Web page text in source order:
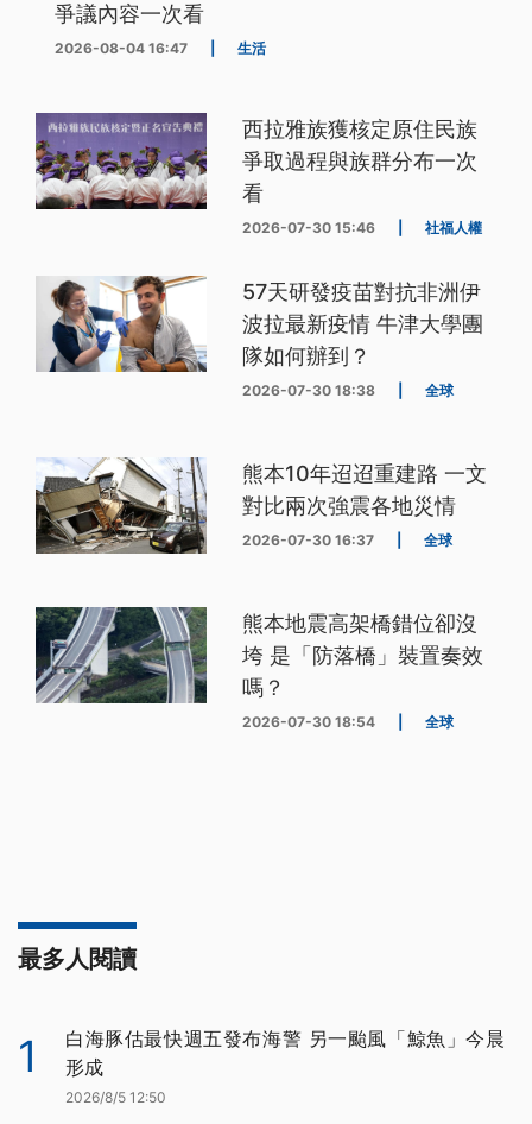
爭議內容一次看
2026-08-04 16:47 生活
西拉雅族獲核定原住民族
爭取過程與族群分布一次
看
2026-07-30 15:46 社福人權
57天研發疫苗對抗非洲伊
波拉最新疫情 牛津大學團
隊如何辦到？
2026-07-30 18:38 全球
熊本10年迢迢重建路 一文
對比兩次強震各地災情
2026-07-30 16:37 全球
熊本地震高架橋錯位卻沒
垮 是「防落橋」裝置奏效
嗎？
2026-07-30 18:54 全球
最多人閱讀
1
白海豚估最快週五發布海警 另一颱風「鯨魚」今晨
形成
2026/8/5 12:50